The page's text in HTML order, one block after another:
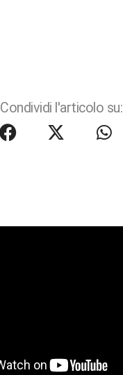
Condividi l'articolo su: